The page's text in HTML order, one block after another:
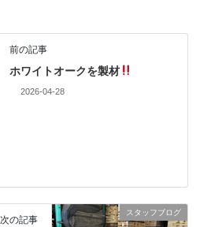
前の記事
ホワイトオークを製材
2026-04-28
スタッフブログ
次の記事